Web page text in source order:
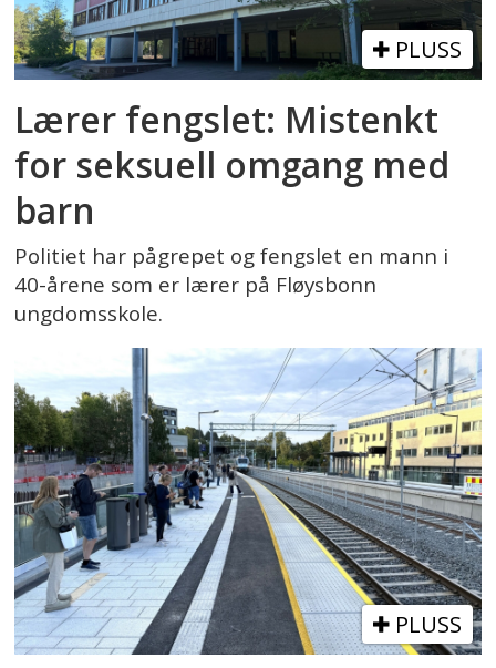
PLUSS
Lærer fengslet: Mistenkt
for seksuell omgang med
barn
Politiet har pågrepet og fengslet en mann i
40-årene som er lærer på Fløysbonn
ungdomsskole.
PLUSS